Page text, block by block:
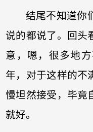
结尾不知道你
说的都说了。回头
意，嗯，很多地
年，对于这样的不
慢坦然接受，毕竟
就好。